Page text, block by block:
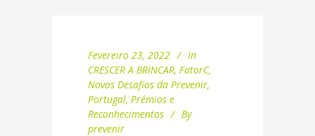
Fevereiro 23, 2022
In
CRESCER A BRINCAR, FatorC,
Novos Desafios da Prevenir,
Portugal, Prémios e
Reconhecimentos
By
prevenir